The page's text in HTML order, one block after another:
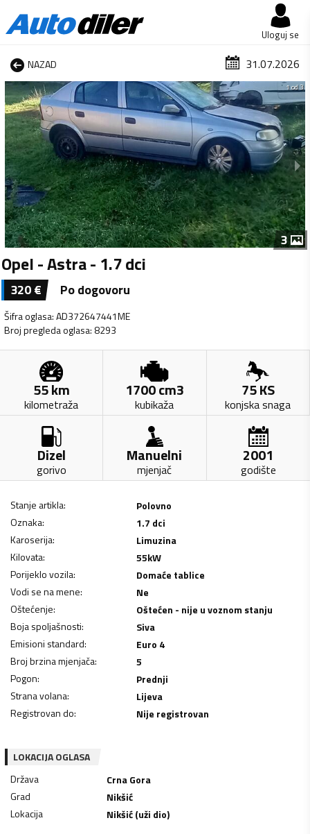
Uloguj se
NAZAD 31.07.2026
1 od 3
3
Opel - Astra - 1.7 dci
320€ Po dogovoru
Šifra oglasa:AD372647441ME
Broj pregleda oglasa: 8293
55km
kilometraža
1700cm3
kubikaža
75KS
konjska snaga
Dizel
gorivo
Manuelni
mjenjač
2001
godište
Stanje artikla:
Polovno
Oznaka:
1.7 dci
Karoserija:
Limuzina
Kilovata: 55kW
Porijeklo vozila:
Domaće tablice
Vodi se na mene:
Ne
Oštećenje:
Oštećen - nije u voznom stanju
Boja spoljašnosti:
Siva
Emisioni standard:
Euro 4
Broj brzina mjenjača:
5
Pogon:
Prednji
Strana volana:
Lijeva
Registrovan do: Nije registrovan
LOKACIJA OGLASA
Država
Crna Gora
Grad
Nikšić
Lokacija
Nikšić (uži dio)